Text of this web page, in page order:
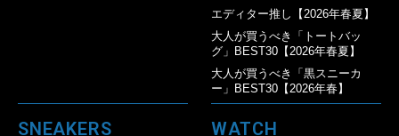
エディター推し【2026年春夏】
大人が買うべき「トートバッ
グ」BEST30【2026年春夏】
大人が買うべき「黒スニーカ
ー」BEST30【2026年春】
SNEAKERS WATCH